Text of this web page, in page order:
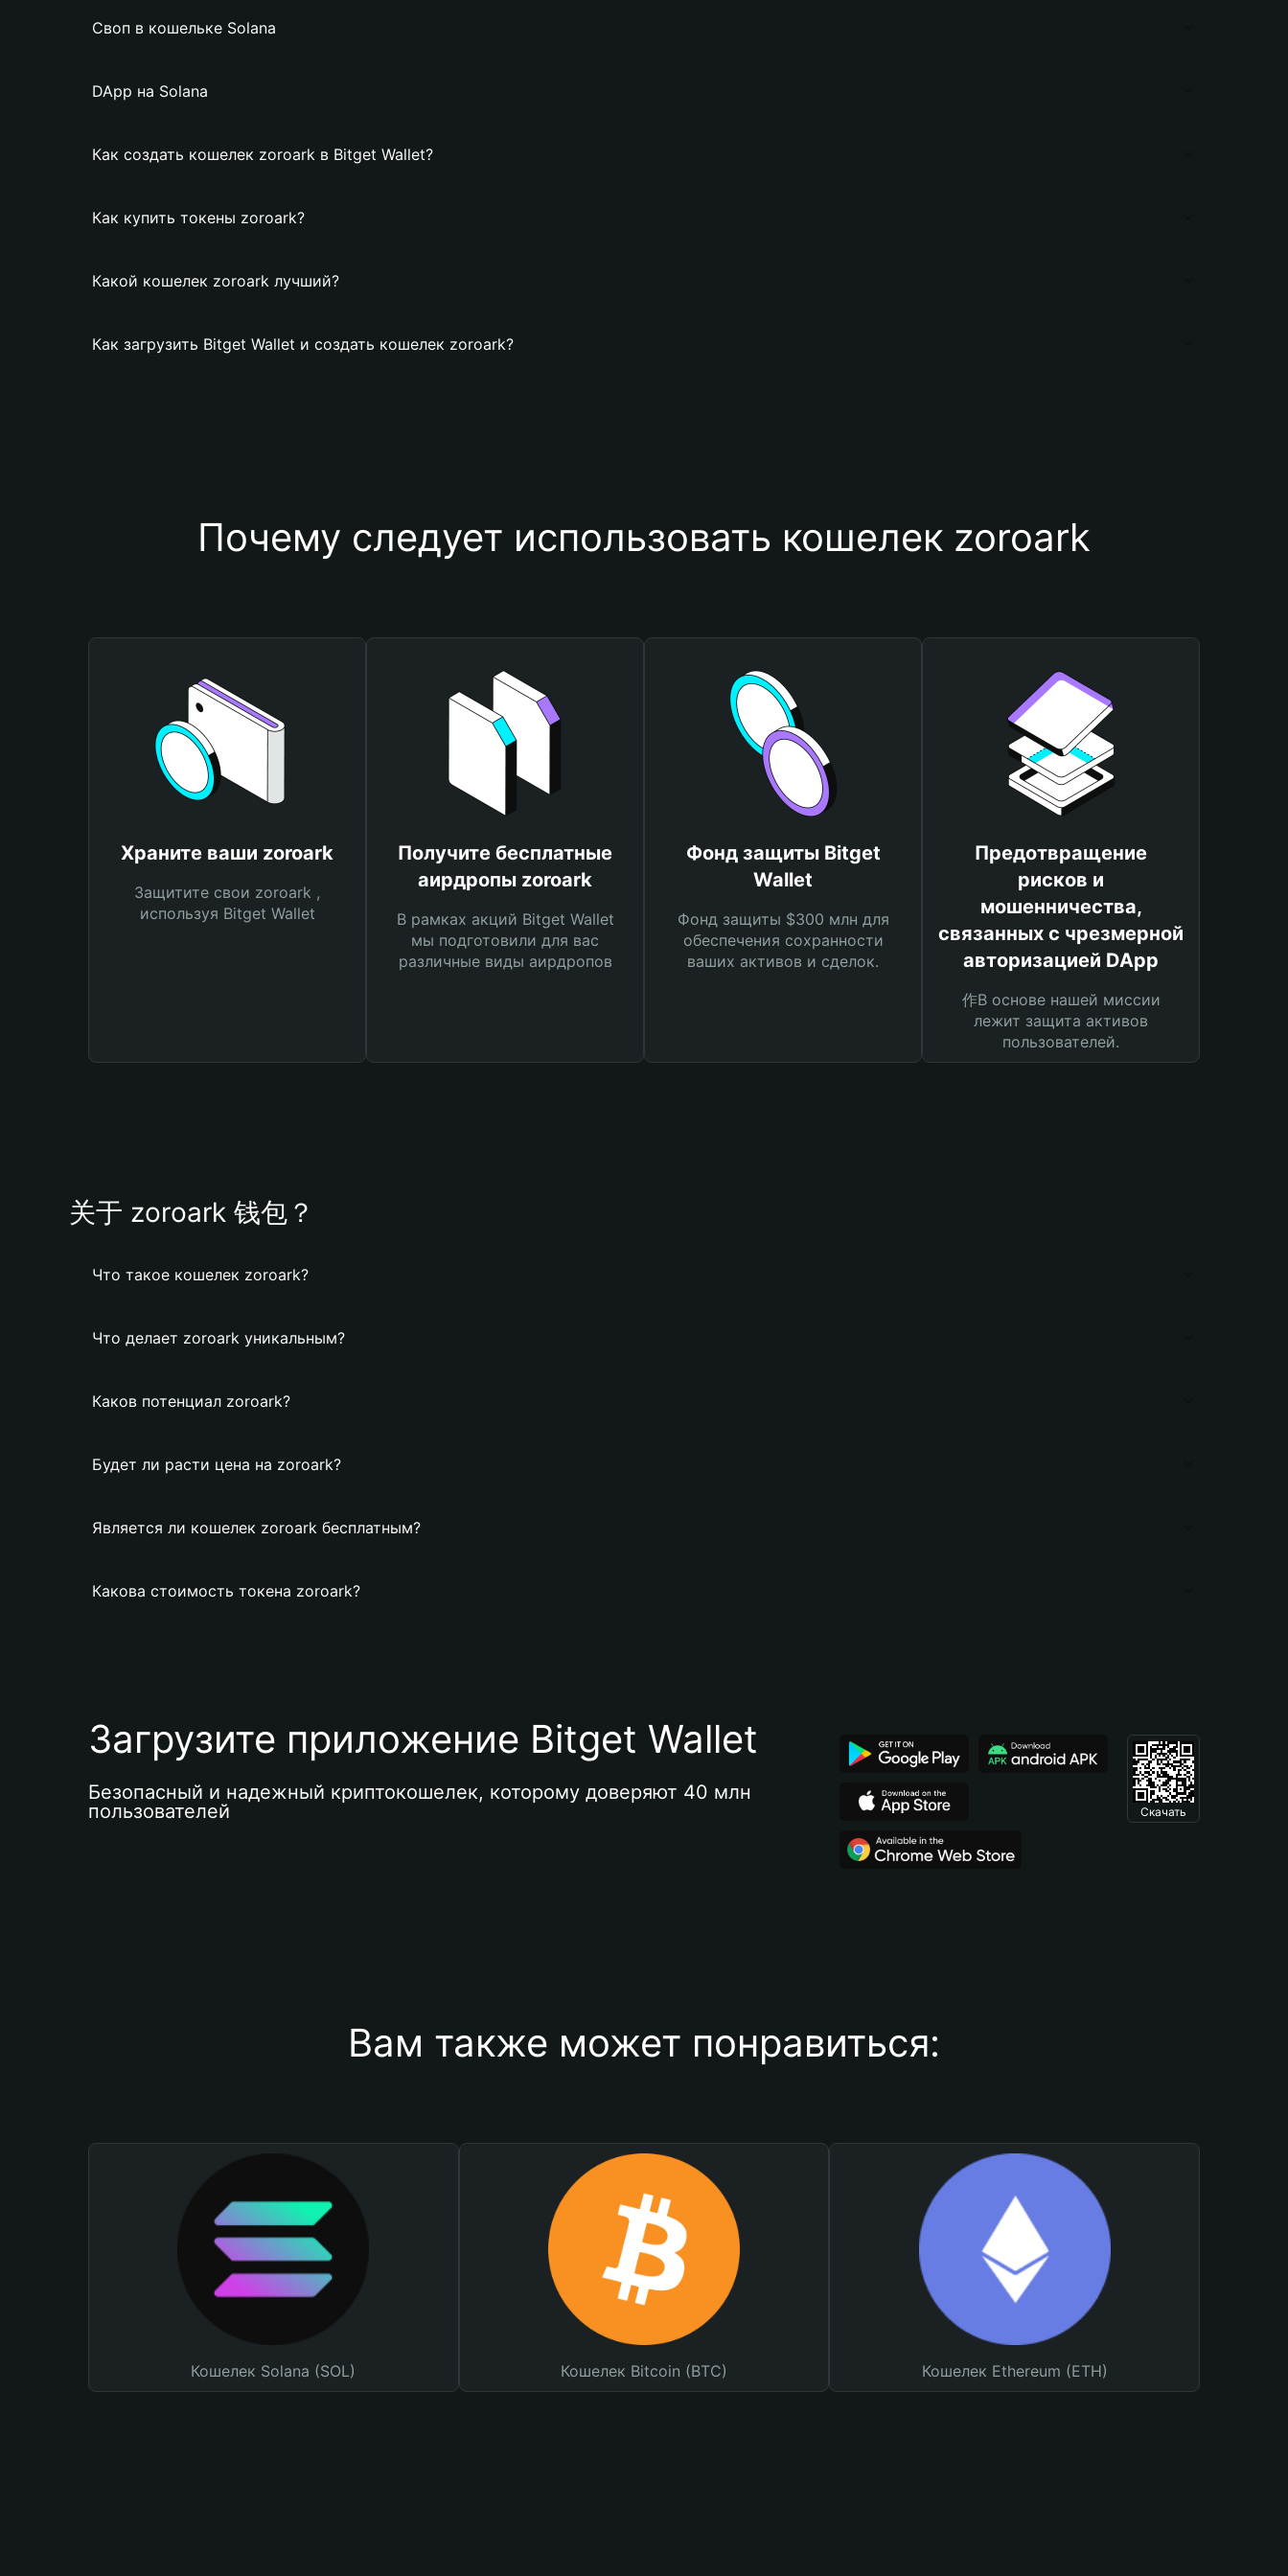
Своп в кошельке Solana
DApp на Solana
Как создать кошелек zoroark в Bitget Wallet?
Как купить токены zoroark?
Какой кошелек zoroark лучший?
Как загрузить Bitget Wallet и создать кошелек zoroark?
Почему следует использовать кошелек zoroark
Храните ваши zoroark
Защитите свои zoroark ,
используя Bitget Wallet
Получите бесплатные
аирдропы zoroark
В рамках акций Bitget Wallet
мы подготовили для вас
различные виды аирдропов
Фонд защиты Bitget
Wallet
Фонд защиты $300 млн для
обеспечения сохранности
ваших активов и сделок.
Предотвращение
рисков и
мошенничества,
связанных с чрезмерной
авторизацией DApp
作В основе нашей миссии
лежит защита активов
пользователей.
关于 zoroark 钱包？
Что такое кошелек zoroark?
Что делает zoroark уникальным?
Каков потенциал zoroark?
Будет ли расти цена на zoroark?
Является ли кошелек zoroark бесплатным?
Какова стоимость токена zoroark?
Загрузите приложение Bitget Wallet
Безопасный и надежный криптокошелек, которому доверяют 40 млн
пользователей
Скачать
Вам также может понравиться:
Кошелек Solana (SOL) Кошелек Bitcoin (BTC) Кошелек Ethereum (ETH)